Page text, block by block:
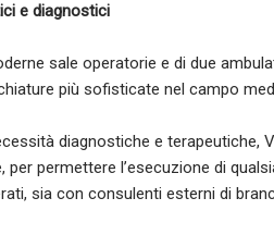
e diagnostici
sale operatorie e di due
più sofisticate nel campo
diagnostiche e terapeutiche,
per permettere l’esecuzione di
sia con consulenti esterni di